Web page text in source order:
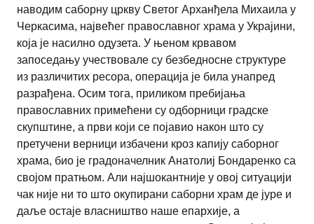
наводим саборну цркву Светог Арханђела Михаила у
Черкасима, највећег православног храма у Украјини,
која је насилно одузета. У њеном крвавом
запоседању учествовале су безбедносне структуре
из различитих ресора, операција је била унапред
разрађена. Осим тога, приликом пребијања
православних примећени су одборници градске
скупштине, а први који се појавио након што су
претучени верници избачени кроз капију саборног
храма, био је градоначелник Анатолиј Бондаренко са
својом пратњом. Али најшокантније у овој ситуацији
чак није ни то што окупирани саборни храм де јуре и
даље остаје власништво наше епархије, а